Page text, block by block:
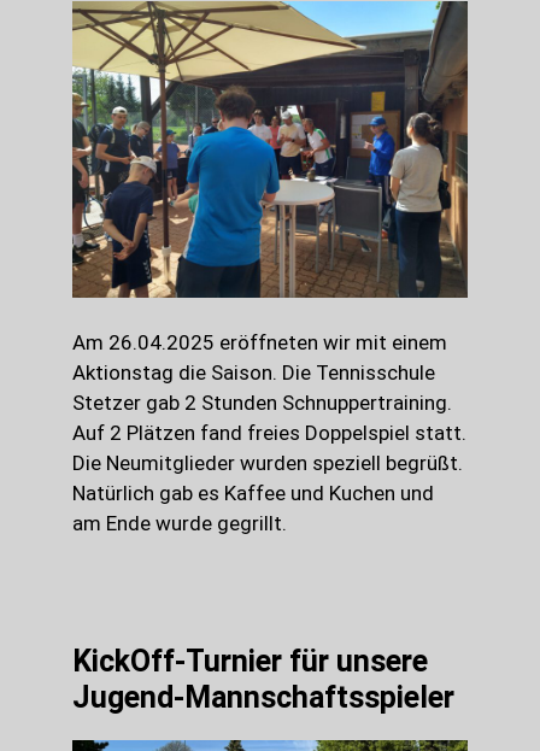
Am 26.04.2025 eröffneten wir mit einem
Aktionstag die Saison. Die Tennisschule
Stetzer gab 2 Stunden Schnuppertraining.
Auf 2 Plätzen fand freies Doppelspiel statt.
Die Neumitglieder wurden speziell begrüßt.
Natürlich gab es Kaffee und Kuchen und
am Ende wurde gegrillt.
KickOff-Turnier für unsere
Jugend-Mannschaftsspieler